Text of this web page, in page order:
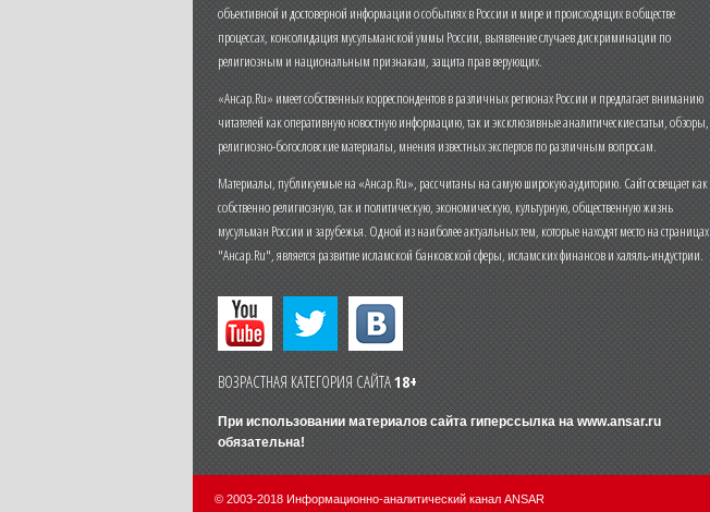
объективной и достоверной информации о событиях в России и мире и происходящих в обществе
процессах, консолидация мусульманской уммы России, выявление случаев дискриминации по
религиозным и национальным признакам, защита прав верующих.
«Ансар.Ru» имеет собственных корреспондентов в различных регионах России и предлагает вниманию
читателей как оперативную новостную информацию, так и эксклюзивные аналитические статьи, обзоры,
религиозно-богословские материалы, мнения известных экспертов по различным вопросам.
Материалы, публикуемые на «Ансар.Ru», рассчитаны на самую широкую аудиторию. Сайт освещает как
собственно религиозную, так и политическую, экономическую, культурную, общественную жизнь
мусульман России и зарубежья. Одной из наиболее актуальных тем, которые находят место на страницах
"Ансар.Ru", является развитие исламской банковской сферы, исламских финансов и халяль-индустрии.
ВОЗРАСТНАЯ КАТЕГОРИЯ САЙТА18+
При использовании материалов сайта гиперссылка на www.ansar.ru
обязательна!
© 2003-2018 Информационно-аналитический канал ANSAR